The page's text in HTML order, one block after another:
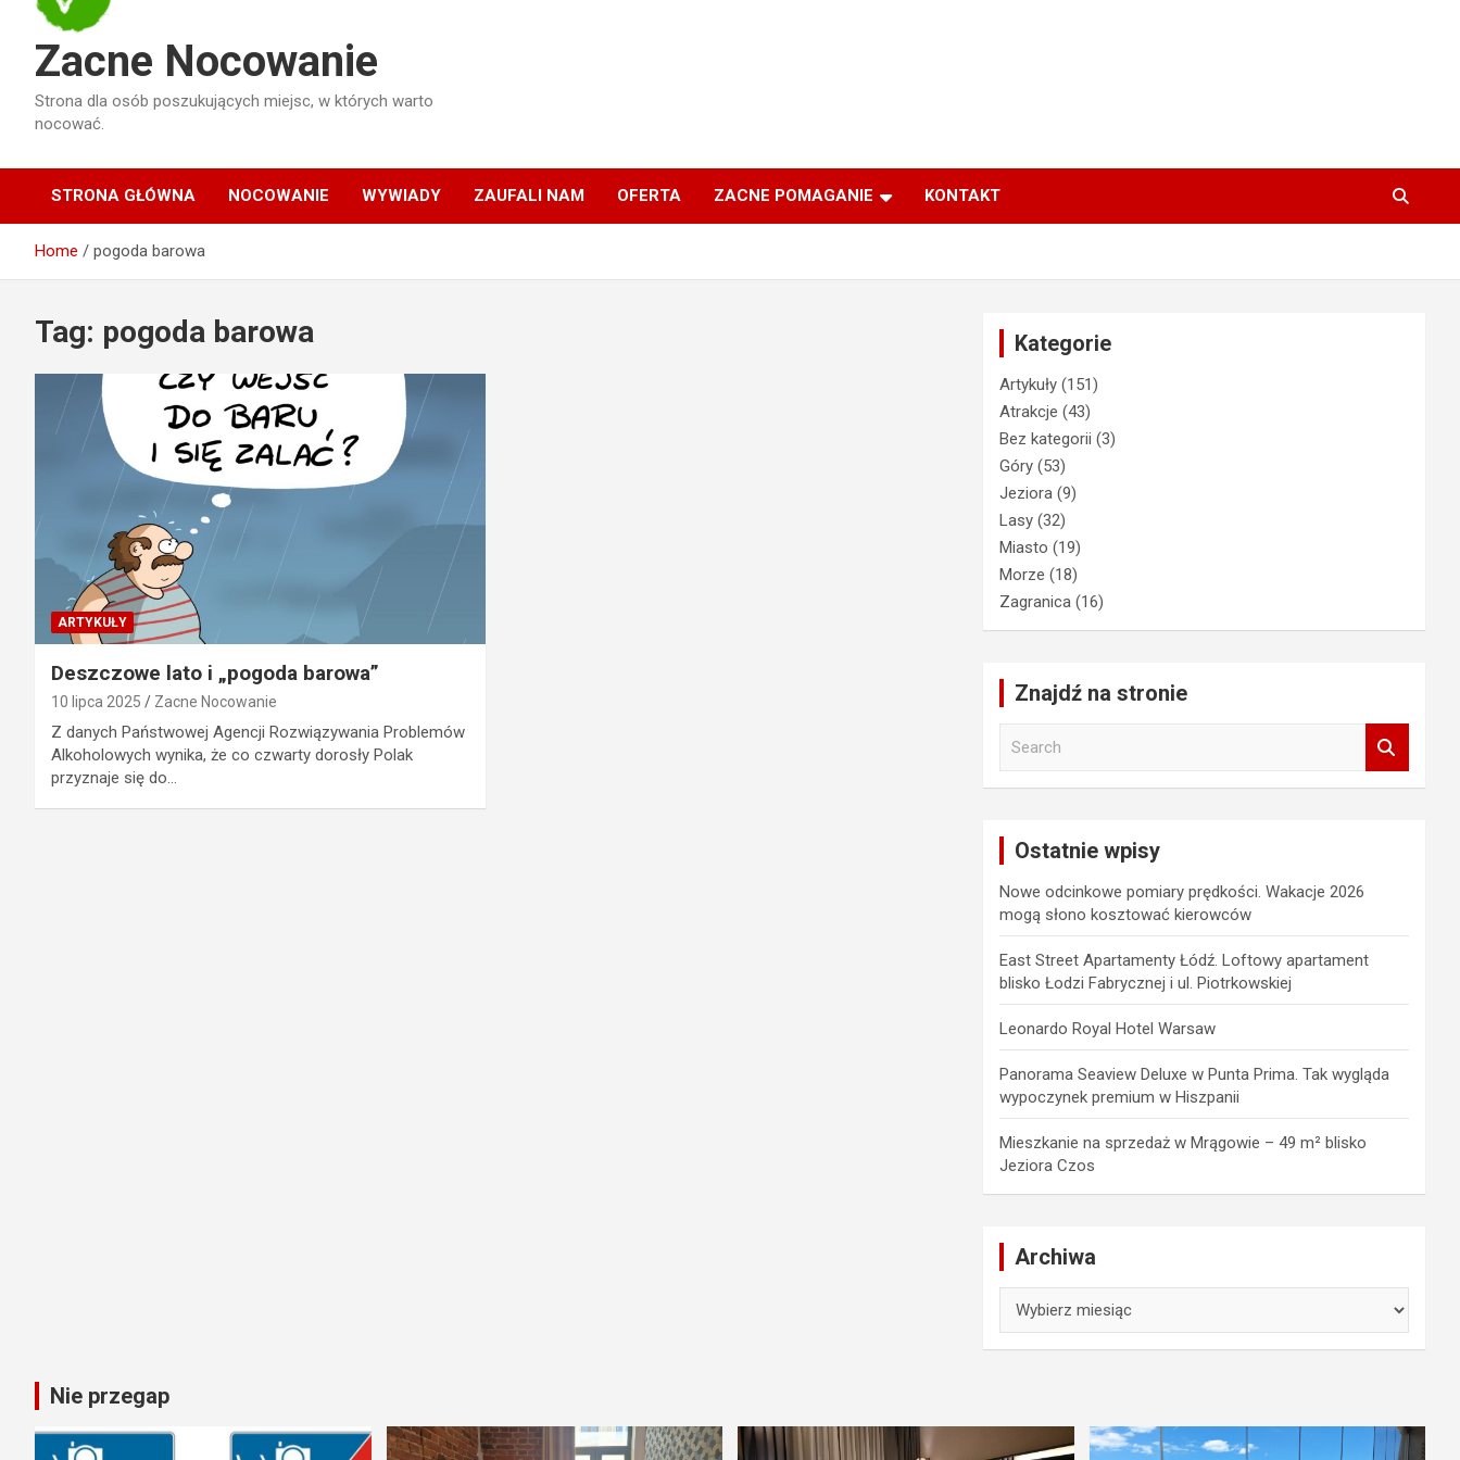
Zacne Nocowanie
Strona dla osób poszukujących miejsc, w których warto
nocować.
STRONA GŁÓWNA NOCOWANIE WYWIADY ZAUFALI NAM OFERTA ZACNE POMAGANIE KONTAKT
Home pogoda barowa
Tag: pogoda barowa
ARTYKUŁY
Deszczowe lato i „pogoda barowa”
10 lipca 2025 Zacne Nocowanie
Z danych Państwowej Agencji Rozwiązywania Problemów
Alkoholowych wynika, że co czwarty dorosły Polak
przyznaje się do…
Kategorie
Artykuły (151)
Atrakcje (43)
Bez kategorii (3)
Góry (53)
Jeziora (9)
Lasy (32)
Miasto (19)
Morze (18)
Zagranica (16)
Znajdź na stronie
Ostatnie wpisy
Nowe odcinkowe pomiary prędkości. Wakacje 2026
mogą słono kosztować kierowców
East Street Apartamenty Łódź. Loftowy apartament
blisko Łodzi Fabrycznej i ul. Piotrkowskiej
Leonardo Royal Hotel Warsaw
Panorama Seaview Deluxe w Punta Prima. Tak wygląda
wypoczynek premium w Hiszpanii
Mieszkanie na sprzedaż w Mrągowie – 49 m² blisko
Jeziora Czos
Archiwa
Nie przegap